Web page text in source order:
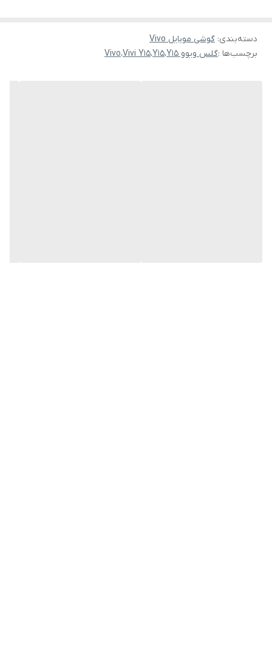
دسته‌بندی: گوشی موبایل Vivo
برچسب‌ها :گلس ویوو Y15 ،Y15،Vivi Y15،Vivo